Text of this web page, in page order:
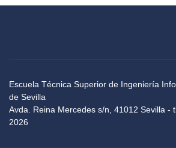
Escuela Técnica Superior de Ingeniería
de Sevilla
Avda. Reina Mercedes s/n, 41012 Sevilla -
2026